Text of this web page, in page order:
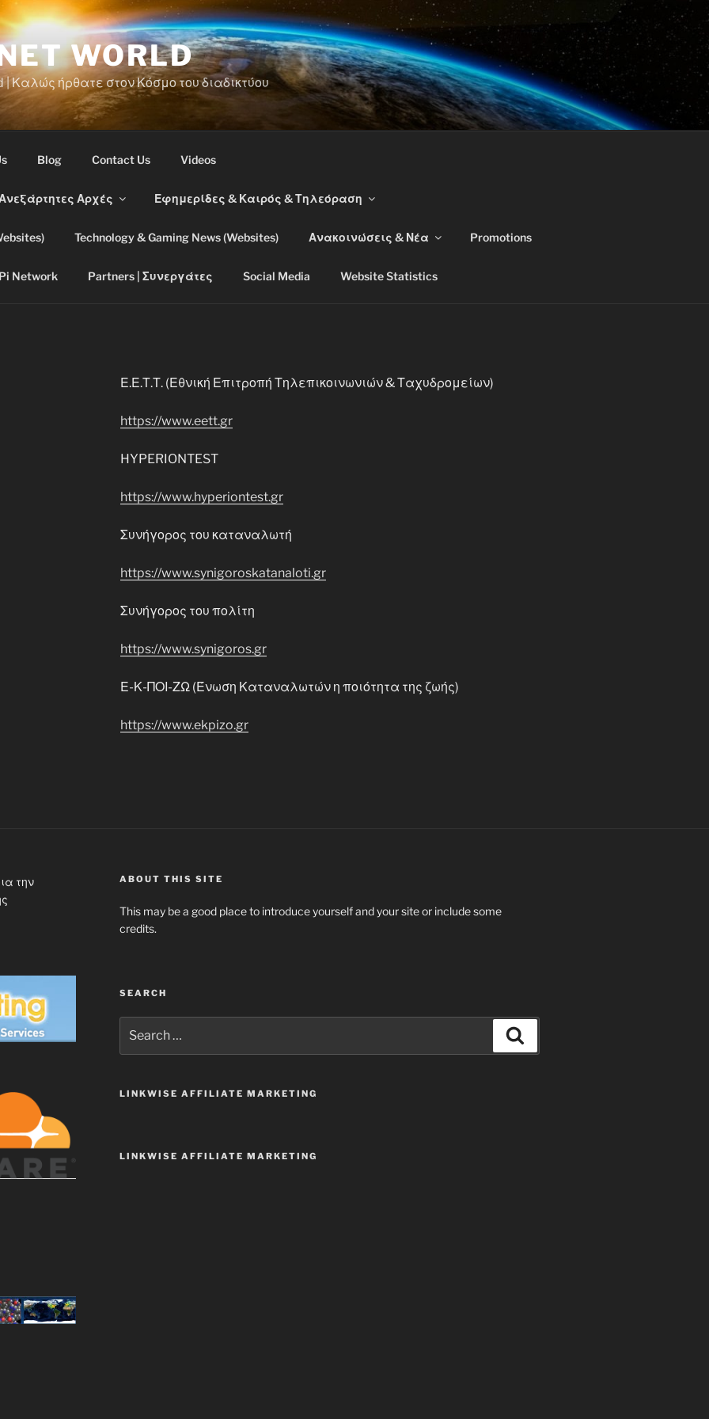
WORLD
Καλώς ήρθατε στον Κόσμο του διαδικτύου
Blog Contact Us Videos
Αρχές Εφημερίδες & Καιρός & Τηλεόραση
Technology & Gaming News (Websites) Ανακοινώσεις & Νέα Promotions
Pi Network Partners | Συνεργάτες Social Media Website Statistics
Ε.Ε.Τ.Τ. (Εθνική Επιτροπή Τηλεπικοινωνιών & Ταχυδρομείων)
https://www.eett.gr
HYPERIONTEST
https://www.hyperiontest.gr
Συνήγορος του καταναλωτή
https://www.synigoroskatanaloti.gr
Συνήγορος του πολίτη
https://www.synigoros.gr
Ε-Κ-ΠΟΙ-ΖΩ (Ένωση Καταναλωτών η ποιότητα της ζωής)
https://www.ekpizo.gr
την
ABOUT THIS SITE
This may be a good place to introduce yourself and your site or include some
credits.
SEARCH
for:
LINKWISE AFFILIATE MARKETING
LINKWISE AFFILIATE MARKETING